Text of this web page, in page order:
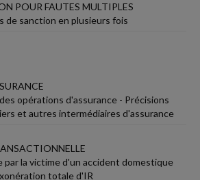
POUR FAUTES MULTIPLES
de sanction en plusieurs fois
opérations d'assurance - Précisions
et autres intermédiaires d'assurance
par la victime d'un accident domestique
totale d'IR